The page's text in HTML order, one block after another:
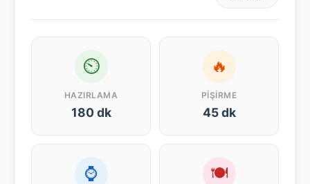
⏲
HAZIRLAMA
180 dk
🔥
PIŞIRME
45 dk
⌚ 🍽